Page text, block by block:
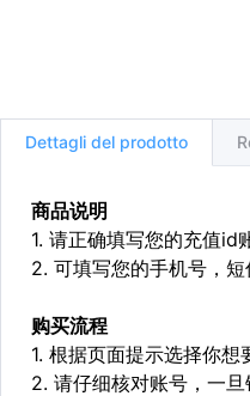
Dettagli del prodotto
商品说明
1. 请正确填写您的充值id
2. 可填写您的手机号，短
购买流程
1. 根据页面提示选择你想
2. 请仔细核对账号，一旦